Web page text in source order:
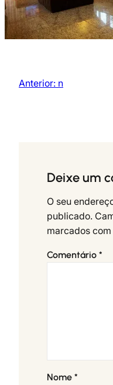
Anterior: n
Deixe um
O seu
publicado.
marcados com
Comentário *
Nome *